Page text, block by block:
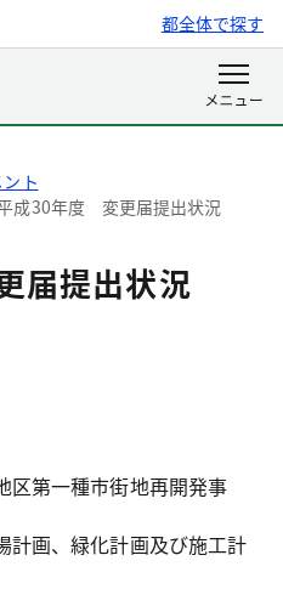
都全体で探す
ト
成30年度 変更届提出状況
届提出状況
区第一種市街地再開発事
計画、緑化計画及び施工計